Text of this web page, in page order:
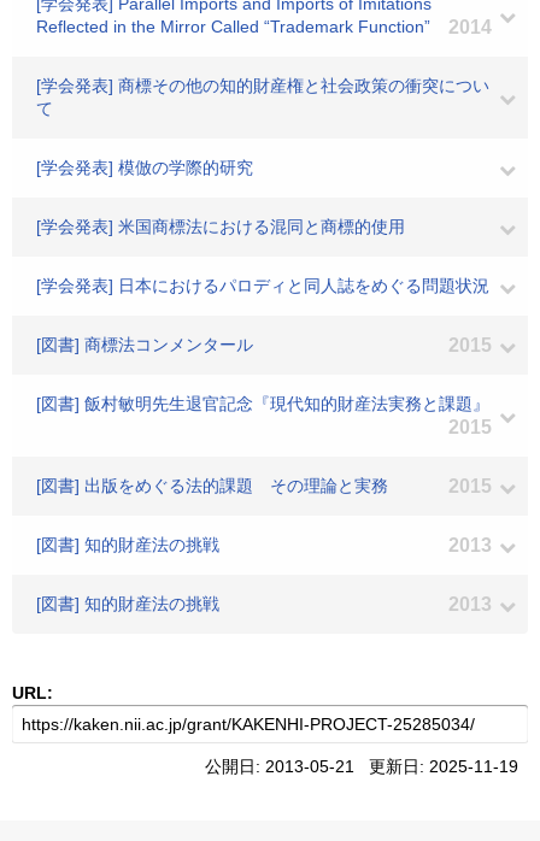
Reflected in the Mirror Called “Trademark Function”
2014
[学会発表] 商標その他の知的財産権と社会政策の衝突につい
て
[学会発表] 模倣の学際的研究
[学会発表] 米国商標法における混同と商標的使用
[学会発表] 日本におけるパロディと同人誌をめぐる問題状況
[図書] 商標法コンメンタール 2015
[図書] 飯村敏明先生退官記念『現代知的財産法実務と課題』
2015
[図書] 出版をめぐる法的課題 その理論と実務 2015
[図書] 知的財産法の挑戦 2013
[図書] 知的財産法の挑戦 2013
URL:
公開日: 2013-05-21 更新日: 2025-11-19